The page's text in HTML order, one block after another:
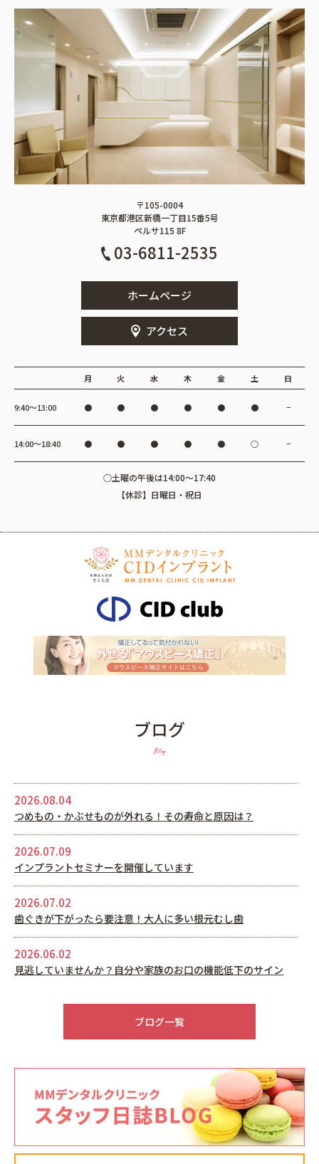
〒105-0004
東京都港区新橋一丁目15番5号
ペルサ115 8F
03-6811-2535
ホームページ
アクセス
月 火 水 木 金 土 日
9:40〜13:00 ● ● ● ● ● ● −
14:00〜18:40 ● ● ● ● ● ○ −
○土曜の午後は14:00～17:40
【休診】日曜日・祝日
ブログ
Blog
2026.08.04
つめもの・かぶせものが外れる！その寿命と原因は？
2026.07.09
インプラントセミナーを開催しています
2026.07.02
歯ぐきが下がったら要注意！大人に多い根元むし歯
2026.06.02
見逃していませんか？自分や家族のお口の機能低下のサイン
2026.05.22
ブログ一覧